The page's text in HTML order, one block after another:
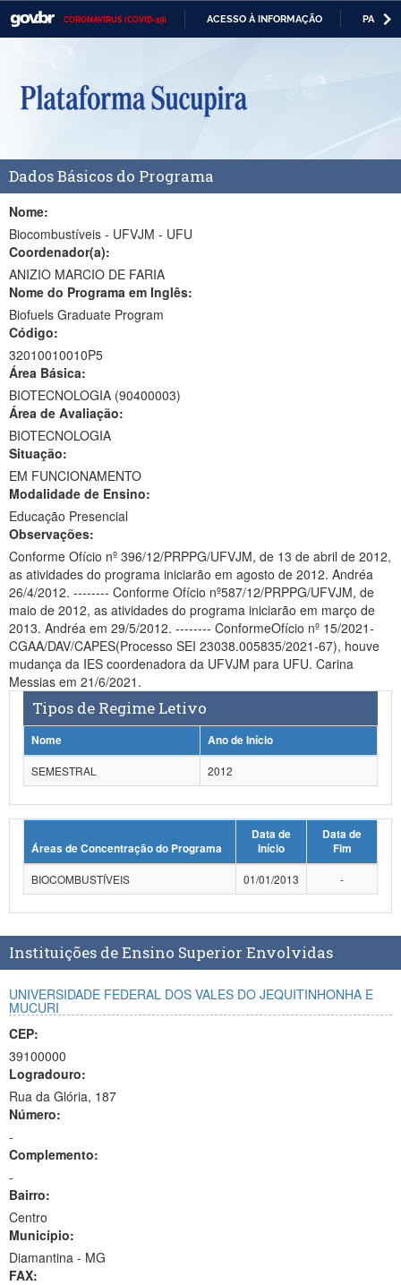
CORONAVÍRUS (COVID-19) ACESSO À INFORMAÇÃO
Casa Civil
Ministério da Defesa
Ministério da Economia
Ministério da Infraestrutura
Ministério da Educação
Ministério da Cidadania
Ministério da Saúde
Ministério da Ciência, Tecnologia, Inovações e Comunicações
Ministério do Meio Ambiente
Ministério do Turismo
Ministério do Desenvolvimento Regional
Secretaria de Governo
Gabinete de Segurança Institucional
Advocacia-Geral da União
Planalto
Dados Básicos do Programa
Nome:
Biocombustíveis - UFVJM - UFU
Coordenador(a):
ANIZIO MARCIO DE FARIA
Nome do Programa em Inglês:
Biofuels Graduate Program
Código:
32010010010P5
Área Básica:
BIOTECNOLOGIA (90400003)
Área de Avaliação:
BIOTECNOLOGIA
Situação:
EM FUNCIONAMENTO
Modalidade de Ensino:
Educação Presencial
Observações:
Conforme Ofício nº 396/12/PRPPG/UFVJM, de 13 de abril de 2012,
as atividades do programa iniciarão em agosto de 2012. Andréa
26/4/2012. -------- Conforme Ofício nº587/12/PRPPG/UFVJM, de
maio de 2012, as atividades do programa iniciarão em março de
2013. Andréa em 29/5/2012. -------- ConformeOfício nº 15/2021-
CGAA/DAV/CAPES(Processo SEI 23038.005835/2021-67), houve
mudança da IES coordenadora da UFVJM para UFU. Carina
Messias em 21/6/2021.
Tipos de Regime Letivo
Nome
Ano de Início
SEMESTRAL
2012
Áreas de Concentração do Programa
Data de
Início
Data de
Fim
BIOCOMBUSTÍVEIS
01/01/2013 -
Instituições de Ensino Superior Envolvidas
UNIVERSIDADE FEDERAL DOS VALES DO JEQUITINHONHA E
MUCURI
CEP:
39100000
Logradouro:
Rua da Glória, 187
Número:
-
Complemento:
-
Bairro:
Centro
Município:
Diamantina - MG
FAX: